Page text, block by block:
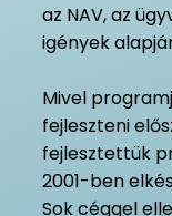
az NAV, az
igények
Mivel
fejleszteni
fejlesztettük
2001-ben
Sok céggel